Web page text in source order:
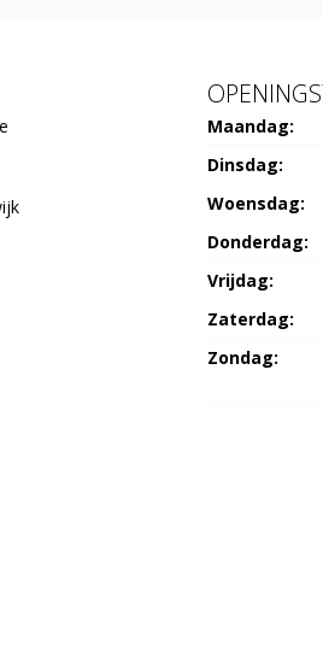
Maandag:
Dinsdag:
Woensdag:
Donderdag:
Vrijdag:
Zaterdag:
Zondag: